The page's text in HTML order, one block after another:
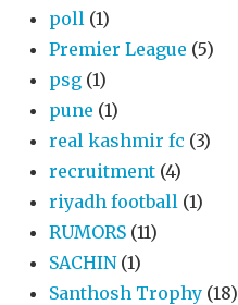
poll (1)
Premier League (5)
psg (1)
pune (1)
real kashmir fc (3)
recruitment (4)
riyadh football (1)
RUMORS (11)
SACHIN (1)
Santhosh Trophy (18)